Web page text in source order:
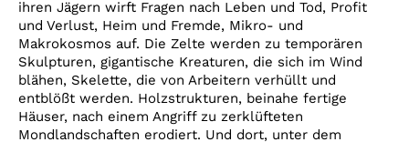
ihren Jägern wirft Fragen nach Leben und Tod, Profit
und Verlust, Heim und Fremde, Mikro- und
Makrokosmos auf. Die Zelte werden zu temporären
Skulpturen, gigantische Kreaturen, die sich im Wind
blähen, Skelette, die von Arbeitern verhüllt und
entblößt werden. Holzstrukturen, beinahe fertige
Häuser, nach einem Angriff zu zerklüfteten
Mondlandschaften erodiert. Und dort, unter dem